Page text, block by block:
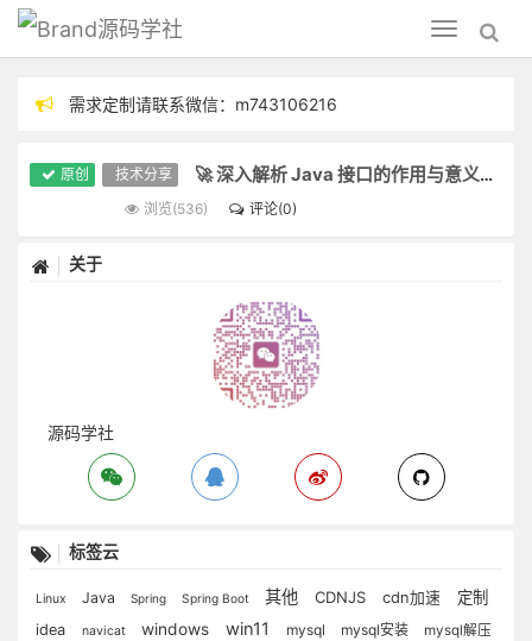
Toggle
navigation
源码学社
需求定制请联系微信：m743106216
原创 技术分享 🚀 深入解析 Java 接口的作用与意义：学生初学者指南
浏览(536) 评论(0)
关于
源码学社
标签云
Linux Java Spring Spring Boot 其他 CDNJS cdn加速 定制
idea navicat windows win11 mysql mysql安装
mysql解压